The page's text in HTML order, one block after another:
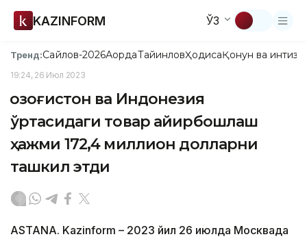
KAZINFORM ЎЗ
Тренд:Сайлов-2026АқордаТайинловҲодисаҚонун ва
19:24, 26 Июл 2023
Қозоғистон ва Индонезия
ўртасидаги товар айирбошлаш
ҳажми 172,4 миллион долларни
ташкил этди
ASTANA. Kazinform – 2023 йил 26 июлда Москвада